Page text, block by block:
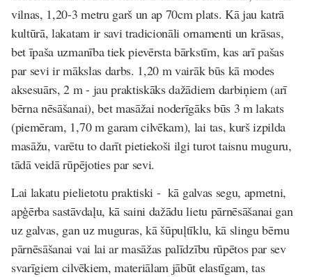
vilnas, 1,20-3 metru garš un ap 70cm plats. Kā jau katrā
kultūrā, lakatam ir savi tradicionāli ornamenti un krāsas,
bet īpaša uzmanība tiek pievērsta bārkstīm, kas arī pašas
par sevi ir mākslas darbs. 1,20 m vairāk būs kā modes
aksesuārs, 2 m - jau praktiskāks dažādiem darbiņiem (arī
bērna nēsāšanai), bet masāžai noderīgāks būs 3 m lakats
(piemēram, 1,70 m garam cilvēkam), lai tas, kurš izpilda
masāžu, varētu to darīt pietiekoši ilgi turot taisnu muguru,
tādā veidā rūpējoties par sevi.
Lai lakatu pielietotu praktiski - kā galvas segu, apmetni,
apģērba sastāvdaļu, kā saini dažādu lietu pārnēsāšanai gan
uz galvas, gan uz muguras, kā šūpuļtīklu, kā slingu bērnu
pārnēsāšanai vai lai ar masāžas palīdzību rūpētos par sev
svarīgiem cilvēkiem, materiālam jābūt elastīgam, tas